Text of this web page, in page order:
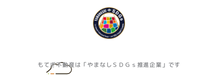
もてぎ不動産は「やまなしＳＤＧｓ推進企業」です